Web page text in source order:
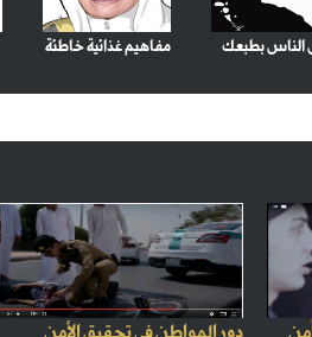
الناس بطبعك مفاهيم غذائية خاطئة